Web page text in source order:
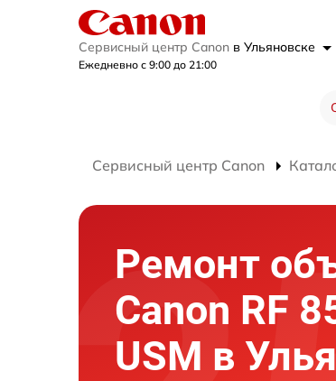
Сервисный центр Canon в Ульяновске
Ежедневно с 9:00 до 21:00
Сервисный центр Canon
Ремонт
Canon RF
USM в